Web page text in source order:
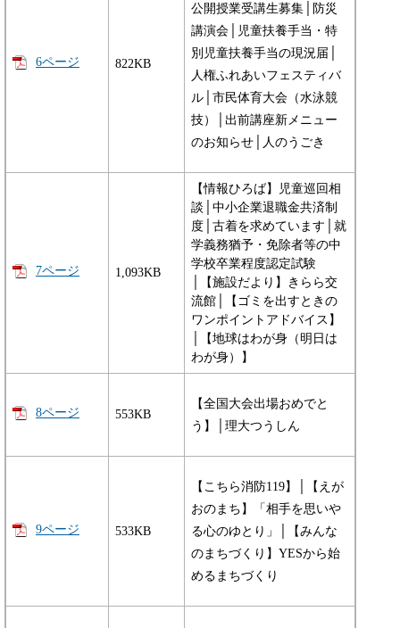
6ページ 822KB
公開授業受講生募集│防災
講演会│児童扶養手当・特
別児童扶養手当の現況届│
人権ふれあいフェスティバ
ル│市民体育大会（水泳競
技）│出前講座新メニュー
のお知らせ│人のうごき
7ページ 1,093KB
【情報ひろば】児童巡回相
談│中小企業退職金共済制
度│古着を求めています│就
学義務猶予・免除者等の中
学校卒業程度認定試験
│【施設だより】きらら交
流館│【ゴミを出すときの
ワンポイントアドバイス】
│【地球はわが身（明日は
わが身）】
8ページ 553KB
【全国大会出場おめでと
う】│理大つうしん
9ページ 533KB
【こちら消防119】│【えが
おのまち】「相手を思いや
る心のゆとり」│【みんな
のまちづくり】YESから始
めるまちづくり